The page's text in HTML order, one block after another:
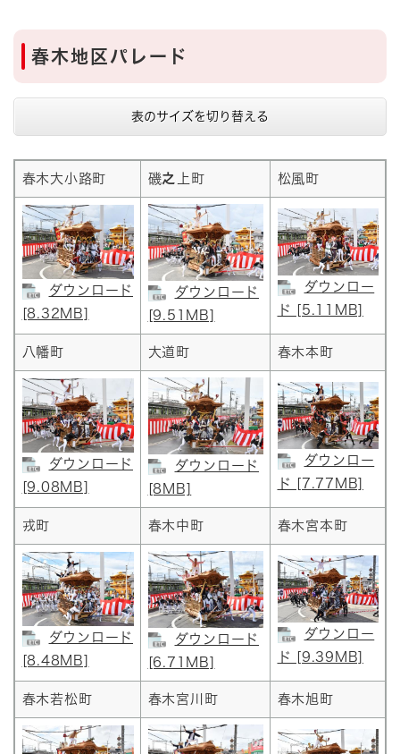
春木地区パレード
表のサイズを切り替える
春木大小路町 磯之 上町 松風町
ダウンロード
[8.32MB]
ダウンロード
[9.51MB]
ダウンロー
ド [5.11MB]
八幡町 大道町 春木本町
ダウンロード
[9.08MB]
ダウンロード
[8MB]
ダウンロー
ド [7.77MB]
戎町 春木中町 春木宮本町
ダウンロード
[8.48MB]
ダウンロード
[6.71MB]
ダウンロー
ド [9.39MB]
春木若松町 春木宮川町 春木旭町